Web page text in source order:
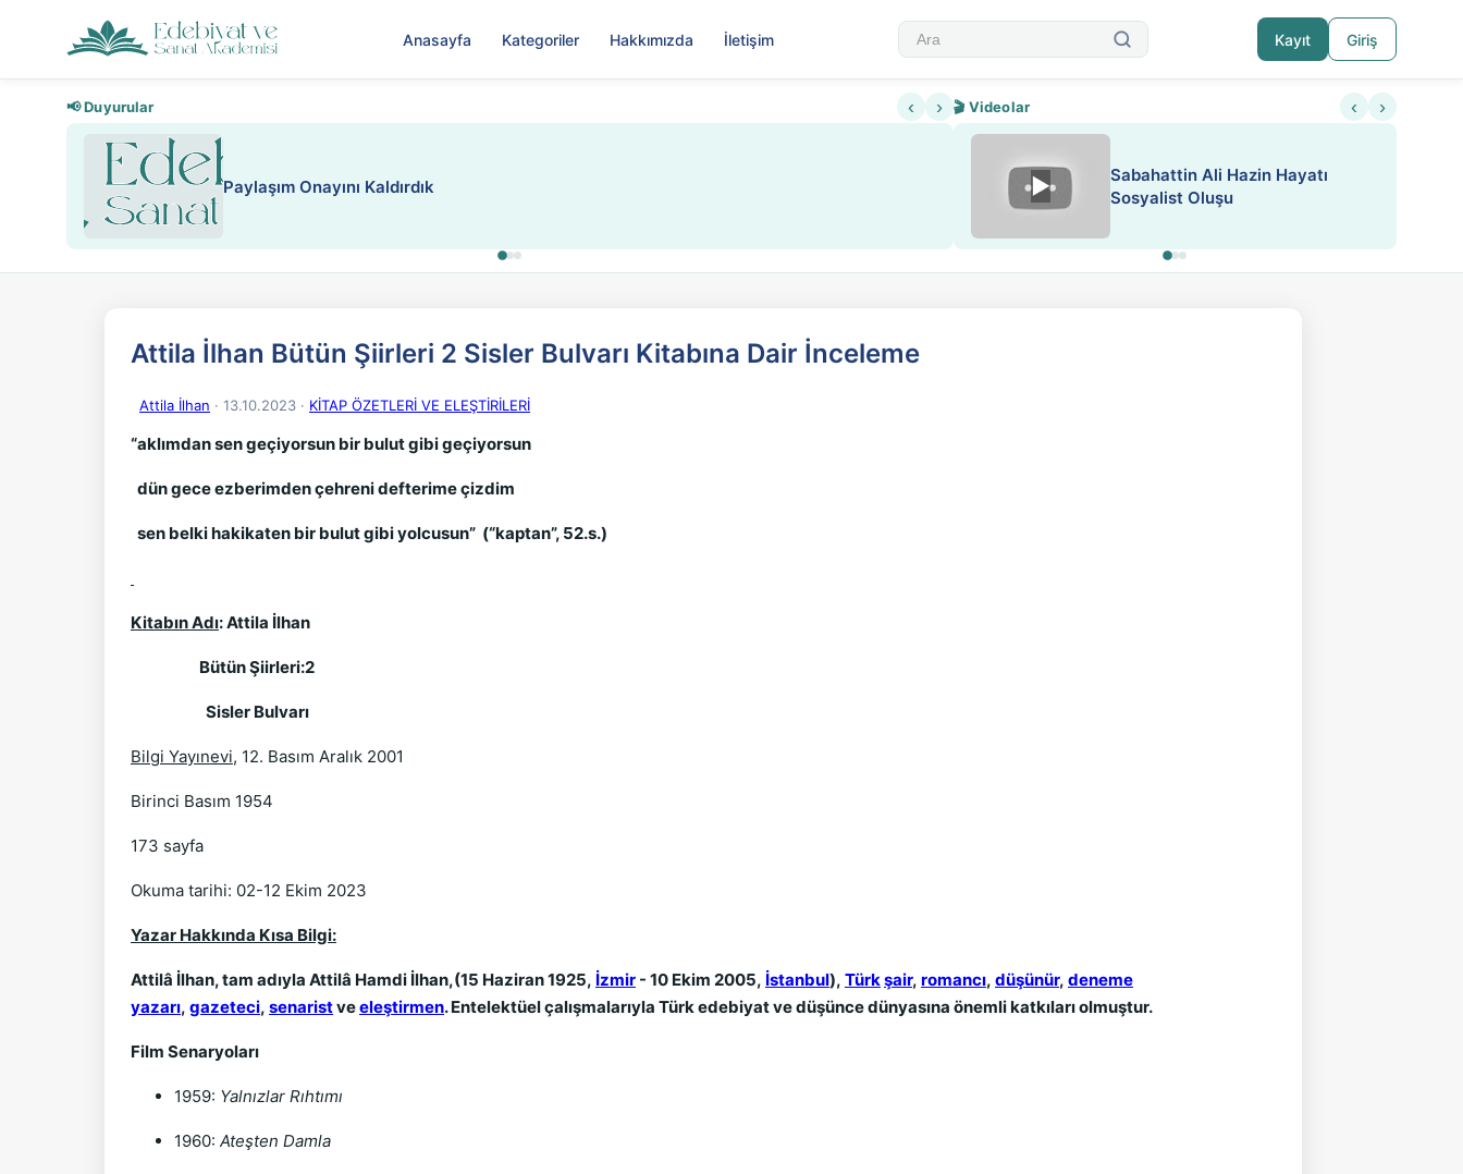
Anasayfa Kategoriler Hakkımızda İletişim Kayıt Giriş
📢 Duyurular ‹ ›
Nadir içeriklere kısıtlama ve kredi sistemi getirildi ESA 'da Sen de Paylaş
🎬 Videolar ‹ ›
▶
ATEŞ YAKMAK KONU ÖZET J.
LONDON
Attila İlhan Bütün Şiirleri 2 Sisler Bulvarı Kitabına Dair İnceleme
Attila İlhan · 13.10.2023 · KİTAP ÖZETLERİ VE ELEŞTİRİLERİ
“aklımdan sen geçiyorsun bir bulut gibi geçiyorsun
dün gece ezberimden çehreni defterime çizdim
sen belki hakikaten bir bulut gibi yolcusun” (“kaptan”, 52.s.)
Kitabın Adı: Attila İlhan
Bütün Şiirleri:2
Sisler Bulvarı
Bilgi Yayınevi, 12. Basım Aralık 2001
Birinci Basım 1954
173 sayfa
Okuma tarihi: 02-12 Ekim 2023
Yazar Hakkında Kısa Bilgi:
Attilâ İlhan, tam adıyla Attilâ Hamdi İlhan,(15 Haziran 1925, İzmir - 10 Ekim 2005, İstanbul), Türkşair, romancı, düşünür, deneme
yazarı, gazeteci, senaristveeleştirmen. Entelektüel çalışmalarıyla Türk edebiyat ve düşünce dünyasına önemli katkıları olmuştur.
Film Senaryoları
1959: Yalnızlar Rıhtımı
1960: Ateşten Damla